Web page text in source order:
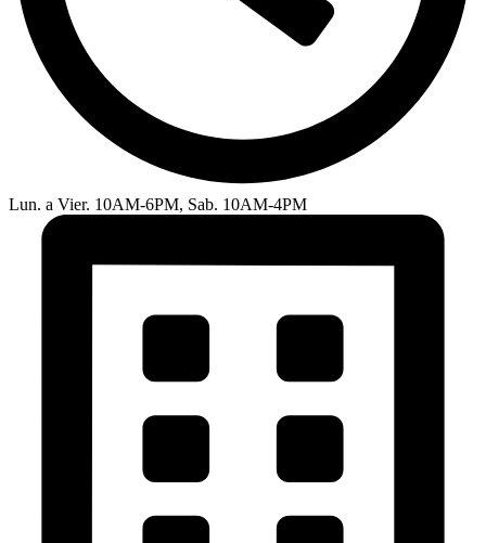
Lun. a Vier. 10AM-6PM, Sab. 10AM-4PM